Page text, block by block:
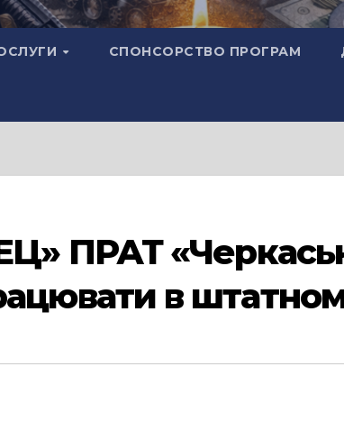
СПОНСОРСТВО ПРОГРАМ
ПРАТ
в